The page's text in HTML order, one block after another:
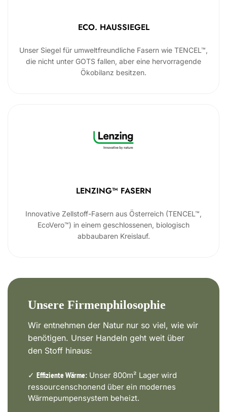
ECO. HAUSSIEGEL
Unser Siegel für umweltfreundliche Fasern wie TENCEL™,
die nicht unter GOTS fallen, aber eine hervorragende
Ökobilanz besitzen.
LENZING™ FASERN
Innovative Zellstoff-Fasern aus Österreich (TENCEL™,
EcoVero™) in einem geschlossenen, biologisch
abbaubaren Kreislauf.
Unsere Firmenphilosophie
Wir entnehmen der Natur nur so viel, wie wir
benötigen. Unser Handeln geht weit über
den Stoff hinaus:
✓ Effiziente Wärme: Unser 800m² Lager wird
ressourcenschonend über ein modernes
Wärmepumpensystem beheizt.